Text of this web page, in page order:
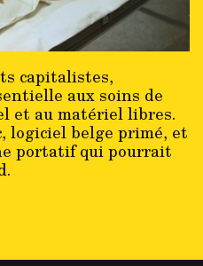
capitalistes,
aux soins de
et au matériel libres.
logiciel belge primé, et
portatif qui pourrait